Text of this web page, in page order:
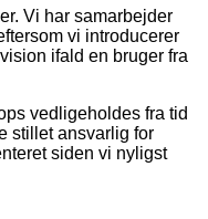
Vi har samarbejder
vi introducerer
ifald en bruger fra
vedligeholdes fra tid
stillet ansvarlig for
siden vi nyligst